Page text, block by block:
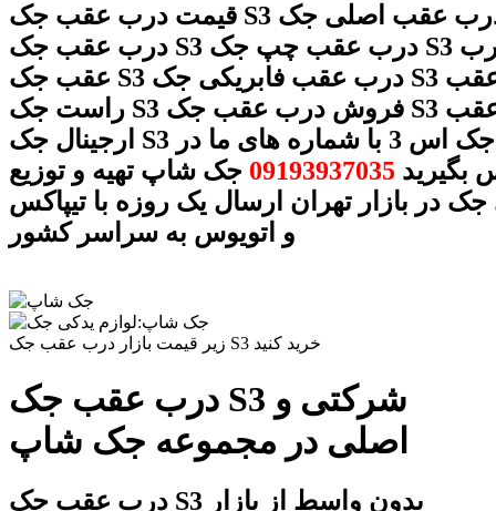
قیمت درب عقب جک S3 درب عقب اصلی جک S3 بهترین
درب عقب جک S3 درب عقب چپ جک S3 خرید درب
عقب جک S3 درب عقب فابریکی جک S3 درب عقب
راست جک S3 فروش درب عقب جک S3 درب عقب
ارجینال جک S3 درب عقب جک اس 3 با شماره های ما در
بگیرید 09193937035 جک شاپ تهیه و توزیع
جک در بازار تهران ارسال یک روزه با تیپاکس
و اتویوس به سراسر کشور
زیر قیمت بازار درب عقب جک S3 خرید کنید
درب عقب جک S3 شرکتی و
اصلی در مجموعه جک شاپ
درب عقب جک S3 بدون واسط از بازار